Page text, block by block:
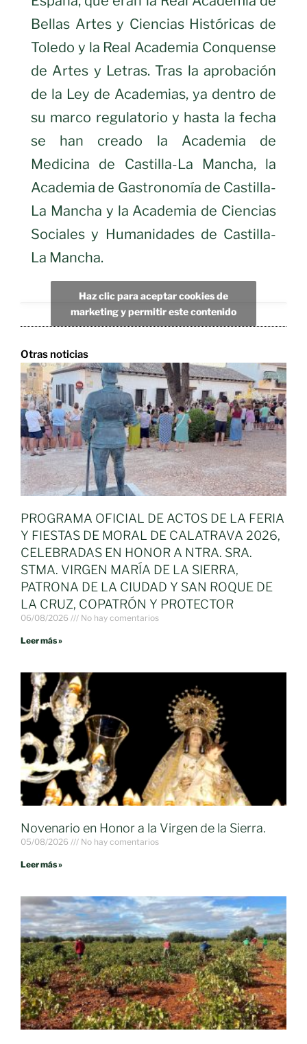
Bellas Artes y Ciencias Históricas de
Toledo y la Real Academia Conquense
de Artes y Letras. Tras la aprobación
de la Ley de Academias, ya dentro de
su marco regulatorio y hasta la fecha
se han creado la Academia de
Medicina de Castilla-La Mancha, la
Academia de Gastronomía de Castilla-
La Mancha y la Academia de Ciencias
Sociales y Humanidades de Castilla-
La Mancha.
Haz clic para aceptar cookies de
marketing y permitir este contenido
Otras noticias
PROGRAMA OFICIAL DE ACTOS DE LA FERIA
Y FIESTAS DE MORAL DE CALATRAVA 2026,
CELEBRADAS EN HONOR A NTRA. SRA.
STMA. VIRGEN MARÍA DE LA SIERRA,
PATRONA DE LA CIUDAD Y SAN ROQUE DE
LA CRUZ, COPATRÓN Y PROTECTOR
06/08/2026 No hay comentarios
Leer más »
Novenario en Honor a la Virgen de la Sierra.
05/08/2026 No hay comentarios
Leer más »